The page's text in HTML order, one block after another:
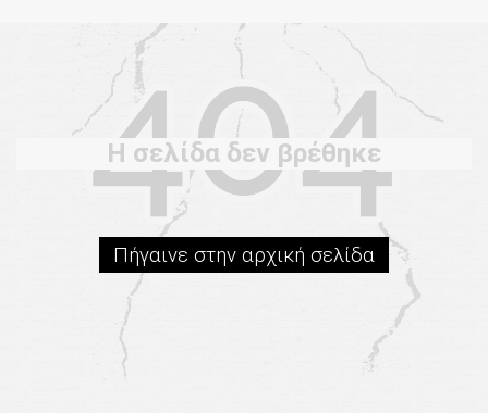
Η σελίδα δεν βρέθηκε
Πήγαινε στην αρχική σελίδα